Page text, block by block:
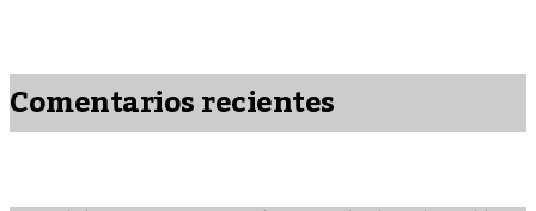
Comentarios recientes